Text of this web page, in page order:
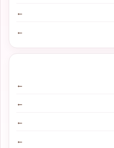
←
←
←
←
←
←